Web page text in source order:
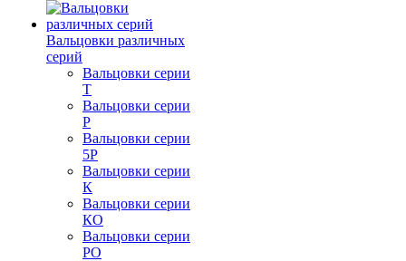
Вальцовки различных
серий
Вальцовки серии
Т
Вальцовки серии
Р
Вальцовки серии
5Р
Вальцовки серии
К
Вальцовки серии
КО
Вальцовки серии
РО